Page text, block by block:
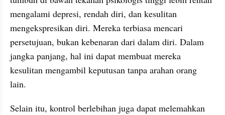
mengalami depresi, rendah diri, dan kesulitan
mengekspresikan diri. Mereka terbiasa mencari
persetujuan, bukan kebenaran dari dalam diri. Dalam
jangka panjang, hal ini dapat membuat mereka
kesulitan mengambil keputusan tanpa arahan orang
lain.
Selain itu, kontrol berlebihan juga dapat melemahkan